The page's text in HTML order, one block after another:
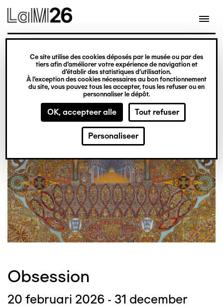
Gestion des cookies
Ce site utilise des cookies déposés par le musée ou par des
tiers afin d’améliorer votre expérience de navigation et
d’établir des statistiques d’utilisation.
À l’exception des cookies nécessaires au bon fonctionnement
du site, vous pouvez tous les accepter, tous les refuser ou en
personnaliser le dépôt.
OK, accepteer alle Tout refuser
Personaliseer
Overslaan
en
naar
de
inhoud
Programma
Obsession
20 februari 2026 - 31 december